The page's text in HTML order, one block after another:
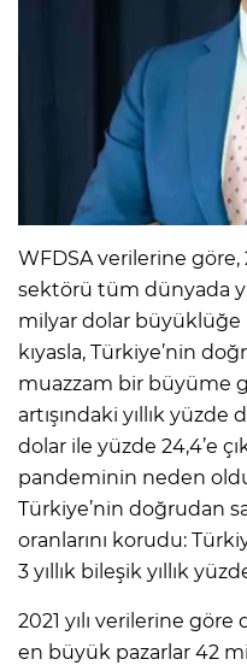
WFDSA verilerine göre,
sektörü tüm dünyada
milyar dolar büyüklüğe
kıyasla, Türkiye’nin
muazzam bir büyüme
artışındaki yıllık yüzde
dolar ile yüzde 24,4’e
pandeminin neden
Türkiye’nin doğrudan
oranlarını korudu:
3 yıllık bileşik yıllık
2021 yılı verilerine
en büyük pazarlar 42